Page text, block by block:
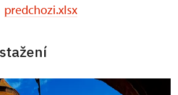
predchozi.xlsx